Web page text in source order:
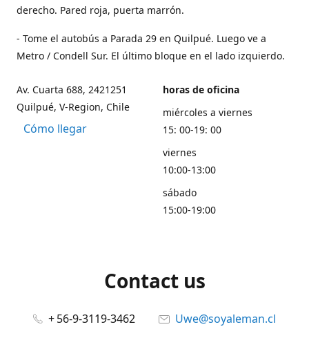
derecho. Pared roja, puerta marrón.
- Tome el autobús a Parada 29 en Quilpué. Luego ve a
Metro / Condell Sur. El último bloque en el lado izquierdo.
Av. Cuarta 688, 2421251
Quilpué, V-Region, Chile
Cómo llegar
horas de oficina
miércoles a viernes
15: 00-19: 00
viernes
10:00-13:00
sábado
15:00-19:00
Contact us
+ 56-9-3119-3462
Uwe@soyaleman.cl